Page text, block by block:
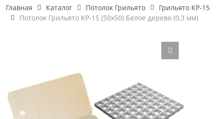
Главная Каталог Потолок Грильято
Грильято КР-15
Потолок Грильято КР-15 (50х50) Белое дерево (0,3 мм)